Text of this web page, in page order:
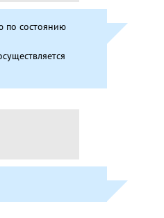
по состоянию